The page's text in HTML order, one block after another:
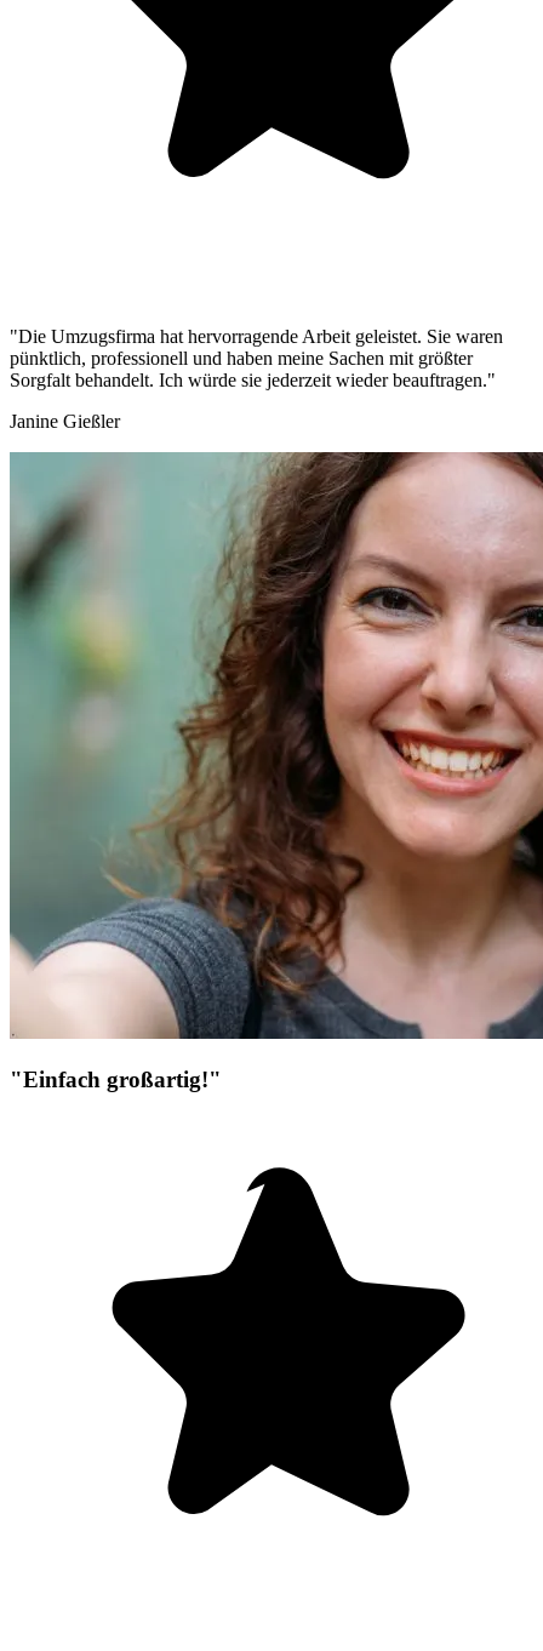
"Die Umzugsfirma hat hervorragende Arbeit geleistet. Sie waren
pünktlich, professionell und haben meine Sachen mit größter
Sorgfalt behandelt. Ich würde sie jederzeit wieder beauftragen."
Janine Gießler
"Einfach großartig!"